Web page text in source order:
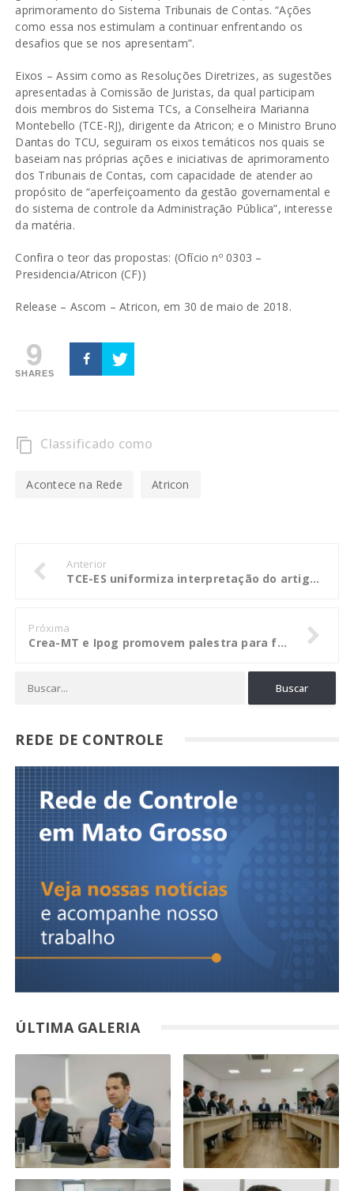
aprimoramento do Sistema Tribunais de Contas. “Ações
como essa nos estimulam a continuar enfrentando os
desafios que se nos apresentam”.
Eixos – Assim como as Resoluções Diretrizes, as sugestões
apresentadas à Comissão de Juristas, da qual participam
dois membros do Sistema TCs, a Conselheira Marianna
Montebello (TCE-RJ), dirigente da Atricon; e o Ministro Bruno
Dantas do TCU, seguiram os eixos temáticos nos quais se
baseiam nas próprias ações e iniciativas de aprimoramento
dos Tribunais de Contas, com capacidade de atender ao
propósito de “aperfeiçoamento da gestão governamental e
do sistema de controle da Administração Pública”, interesse
da matéria.
Confira o teor das propostas: (Ofício nº 0303 –
Presidencia/Atricon (CF))
Release – Ascom – Atricon, em 30 de maio de 2018.
9
SHARES
content_copy Classificado como
Acontece na Rede Atricon
Anterior
TCE-ES uniformiza interpretação do artigo 42 da LRF
Próxima
Crea-MT e Ipog promovem palestra para funcionários dia 08 de junho
REDE DE CONTROLE
ÚLTIMA GALERIA